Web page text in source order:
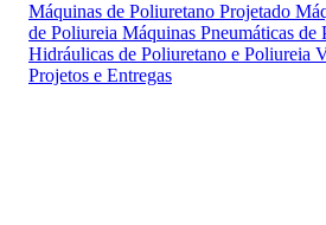
Máquinas de Poliuretano Projetado
de Poliureia Máquinas Pneumáticas de
Hidráulicas de Poliuretano e Poliureia
Projetos e Entregas